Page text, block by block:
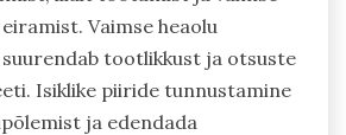
vigu peaksid
tervise osas